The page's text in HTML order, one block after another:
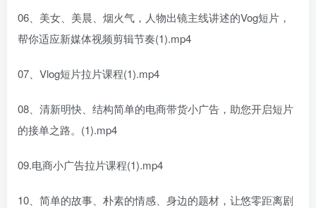
06、美女、美晨、烟火气，人物出镜主线讲述的Vog短片，
帮你适应新媒体视频剪辑节奏(1).mp4
07、Vlog短片拉片课程(1).mp4
08、清新明快、结构简单的电商带货小广告，助您开启短片
的接单之路。(1).mp4
09.电商小广告拉片课程(1).mp4
10、简单的故事、朴素的情感、身边的题材，让悠零距离剧